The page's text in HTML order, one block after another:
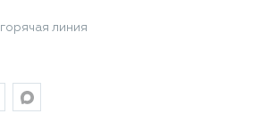
горячая линия